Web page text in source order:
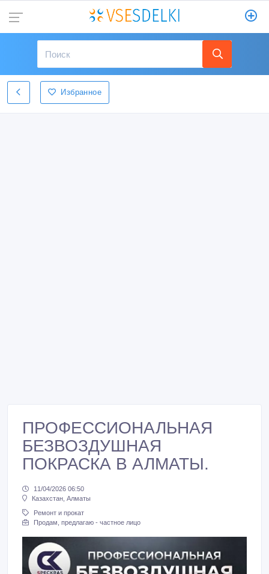
Избранное
ПРОФЕССИОНАЛЬНАЯ
БЕЗВОЗДУШНАЯ
ПОКРАСКА В АЛМАТЫ.
11/04/2026 06:50
Казахстан, Алматы
Ремонт и прокат
Продам, предлагаю - частное лицо